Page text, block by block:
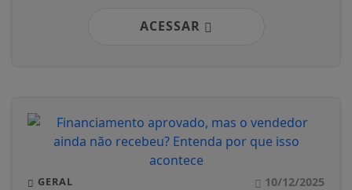
ACESSAR
GERAL 10/12/2025